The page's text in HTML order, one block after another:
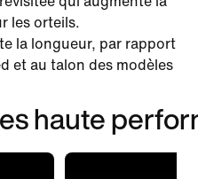
les orteils.
la longueur, par rapport
et au talon des modèles
haute